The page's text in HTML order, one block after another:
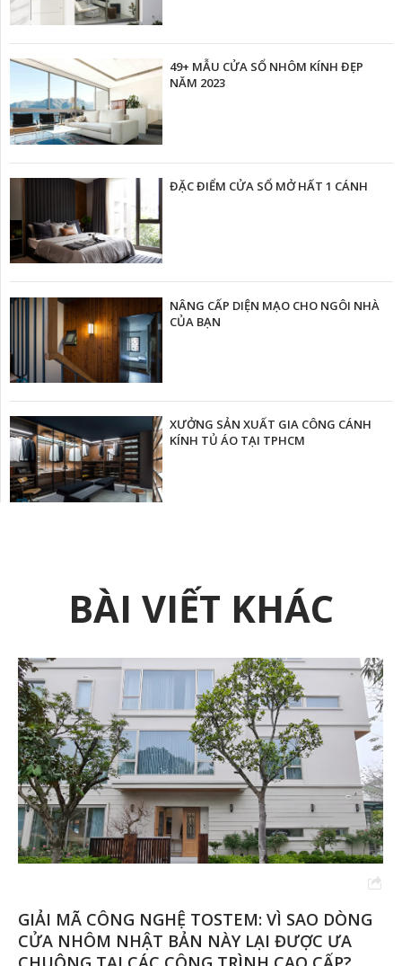
49+ MẪU CỬA SỔ NHÔM KÍNH ĐẸP
NĂM 2023
ĐẶC ĐIỂM CỬA SỔ MỞ HẤT 1 CÁNH
NÂNG CẤP DIỆN MẠO CHO NGÔI NHÀ
CỦA BẠN
XƯỞNG SẢN XUẤT GIA CÔNG CÁNH
KÍNH TỦ ÁO TẠI TPHCM
BÀI VIẾT KHÁC
GIẢI MÃ CÔNG NGHỆ TOSTEM: VÌ SAO DÒNG
CỬA NHÔM NHẬT BẢN NÀY LẠI ĐƯỢC ƯA